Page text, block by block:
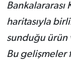
Bankalararası
haritasıyla
sunduğu ürün
Bu gelişmeler